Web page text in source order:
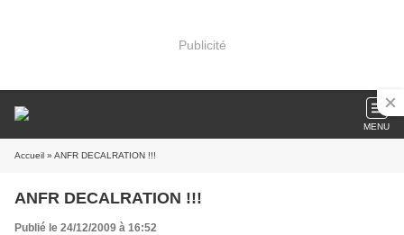
Publicité
MENU
Accueil » ANFR DECALRATION !!!
ANFR DECALRATION !!!
Publié le 24/12/2009 à 16:52